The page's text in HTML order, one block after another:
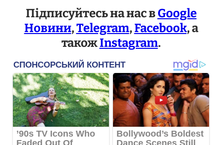
Підписуйтесь на нас вGoogle
Новини,Telegram,Facebook, а
такожInstagram.